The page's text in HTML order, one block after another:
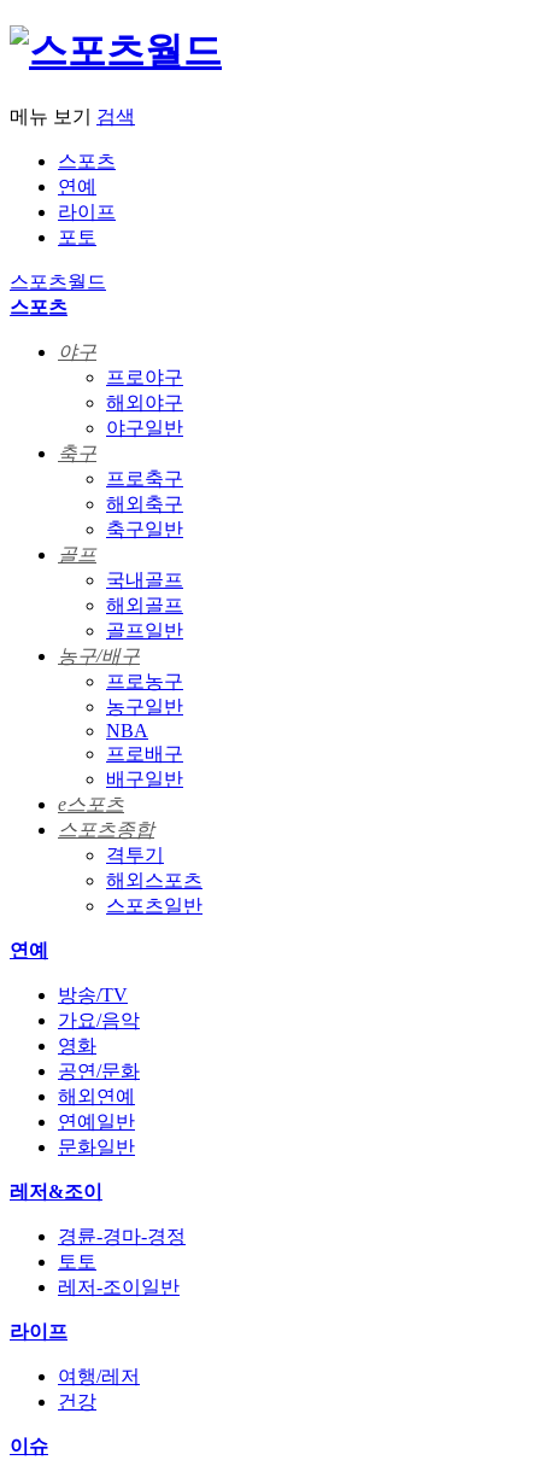
메뉴 보기 검색
스포츠
연예
라이프
포토
스포츠월드
스포츠
야구
프로야구
해외야구
야구일반
축구
프로축구
해외축구
축구일반
골프
국내골프
해외골프
골프일반
농구/배구
프로농구
농구일반
NBA
프로배구
배구일반
e스포츠
스포츠종합
격투기
해외스포츠
스포츠일반
연예
방송/TV
가요/음악
영화
공연/문화
해외연예
연예일반
문화일반
레저&조이
경륜-경마-경정
토토
레저-조이일반
라이프
여행/레저
건강
이슈